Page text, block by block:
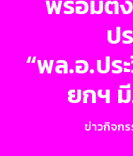
ป
“พล.อ.ปร
ยกฯ
ข่าวกิจก